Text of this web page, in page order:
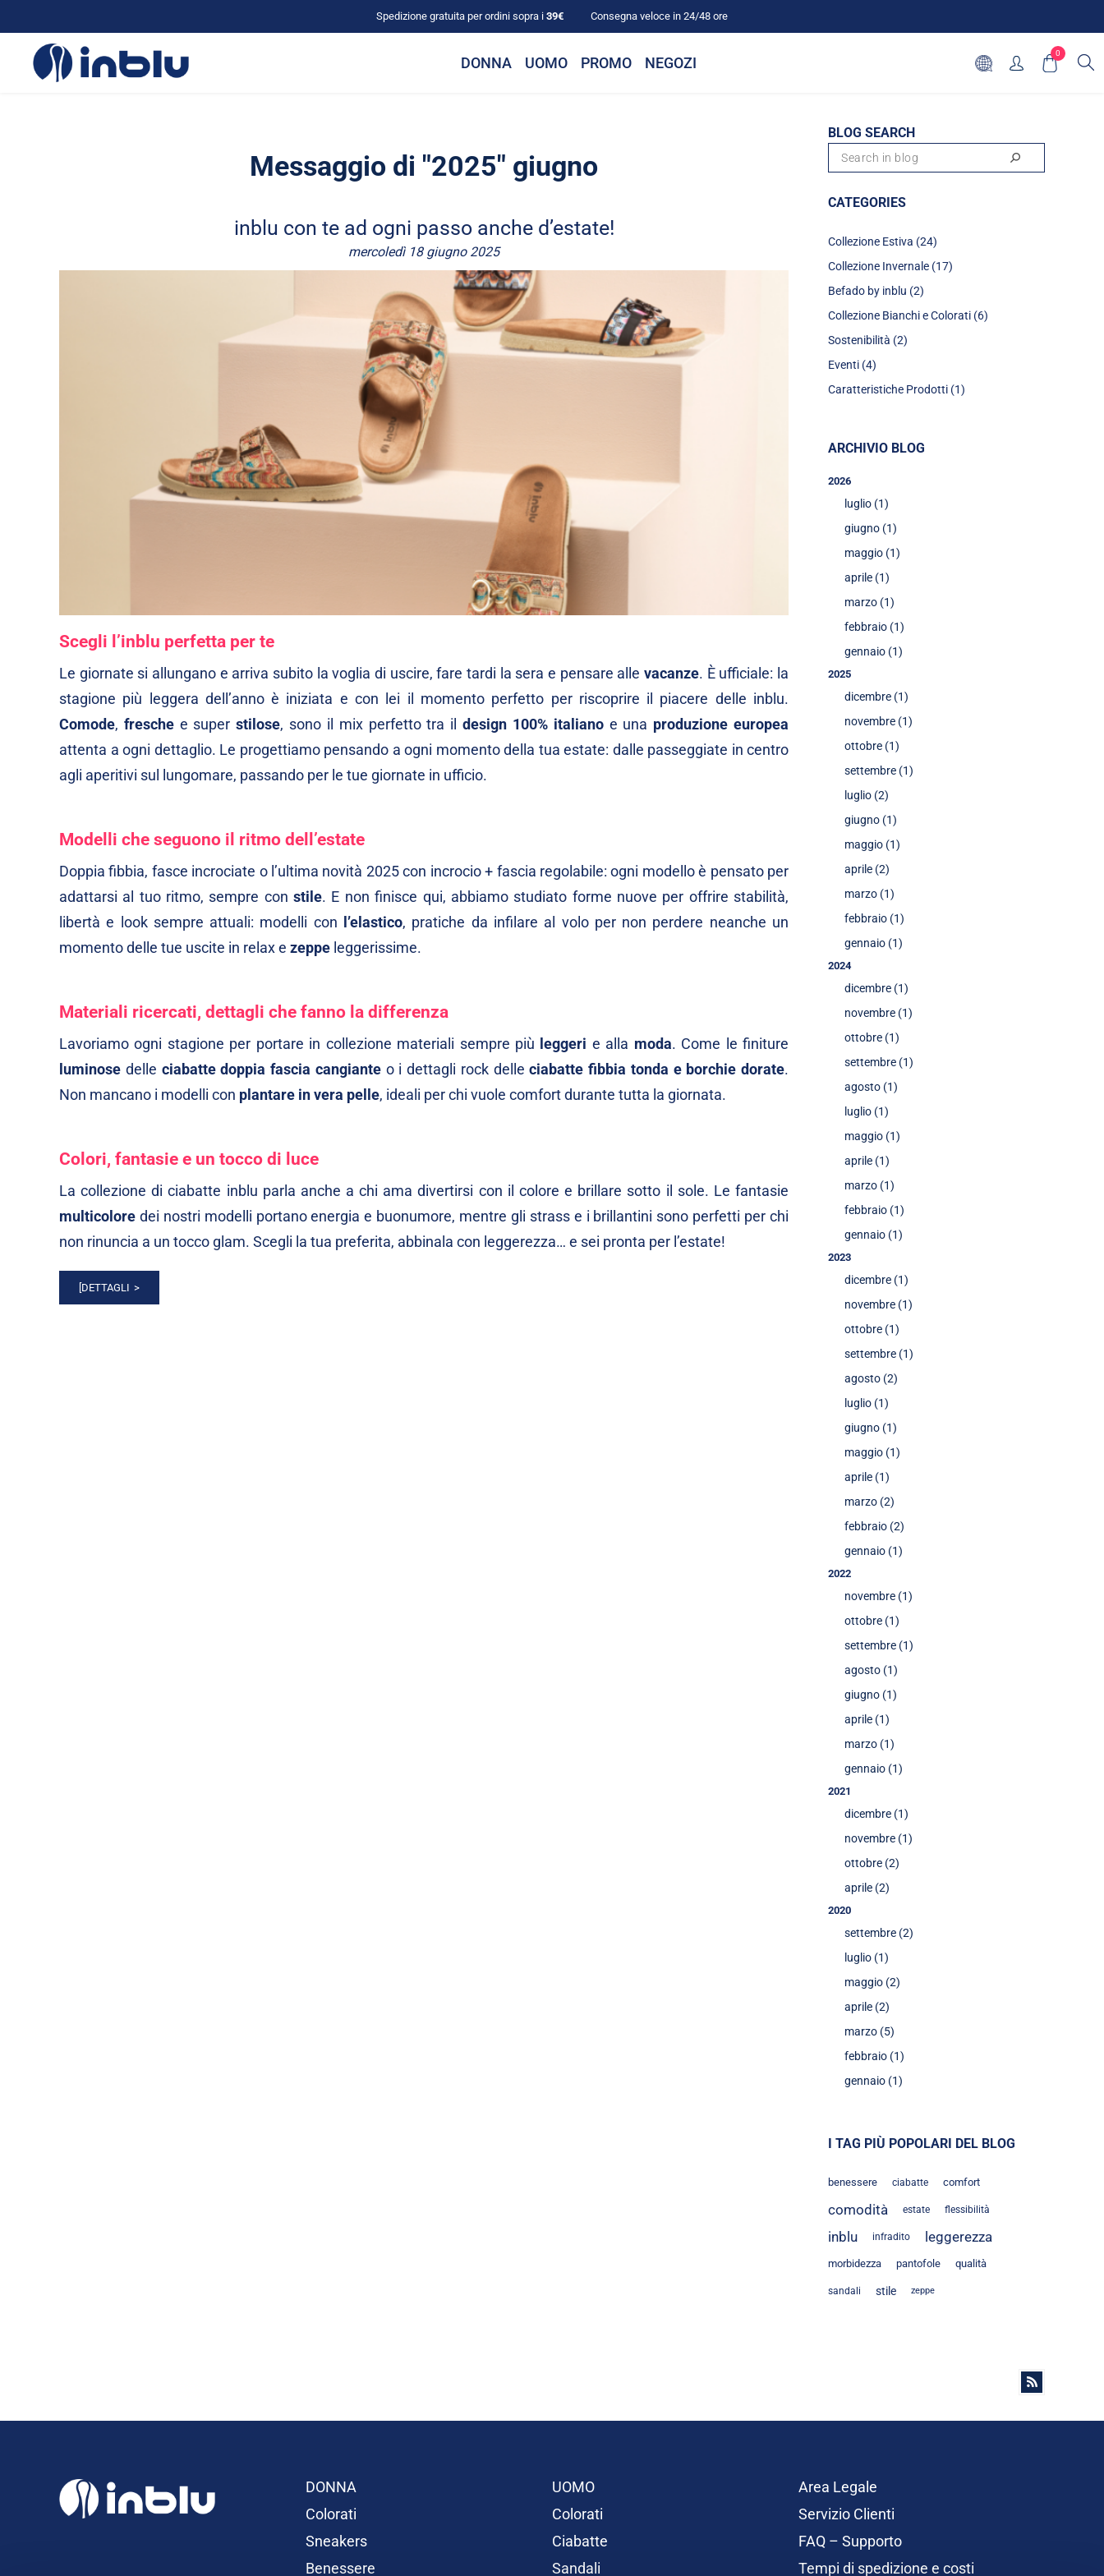
Spedizione gratuita per ordini sopra i 39€ Consegna veloce in 24/48 ore
DONNA UOMO PROMO NEGOZI
0
Messaggio di "2025" giugno
inblu con te ad ogni passo anche d’estate!
mercoledì 18 giugno 2025
Scegli l’inblu perfetta per te
Le giornate si allungano e arriva subito la voglia di uscire, fare tardi la sera e pensare alle vacanze. È ufficiale: la
stagione più leggera dell’anno è iniziata e con lei il momento perfetto per riscoprire il piacere delle inblu.
Comode, fresche e superstilose, sono il mix perfetto tra ildesign 100% italianoe una produzione europea
attenta a ogni dettaglio. Le progettiamo pensando a ogni momento della tua estate: dalle passeggiate in centro
agli aperitivi sul lungomare, passando per le tue giornate in ufficio.
Modelli che seguono il ritmo dell’estate
Doppia fibbia, fasce incrociate o l’ultima novità 2025 con incrocio + fascia regolabile: ogni modello è pensato per
adattarsi al tuo ritmo, sempre constile. E non finisce qui, abbiamo studiato forme nuove per offrire stabilità,
libertà e look sempre attuali: modelli con
l’elastico, pratiche da infilare al volo per non perdere neanche un
momento delle tue uscite in relax e zeppe leggerissime.
Materiali ricercati, dettagli che fanno la differenza
Lavoriamo ogni stagione per portare in collezione materiali sempre più leggeri e alla moda. Come le finiture
luminose delle ciabatte doppia fascia cangianteo i dettagli rock delleciabatte fibbia tonda e borchie dorate.
Non mancano i modelli con plantare in vera pelle, ideali per chi vuole comfort durante tutta la giornata.
Colori, fantasie e un tocco di luce
La collezione di ciabatte inblu parla anche a chi ama divertirsi con il colore e brillare sotto il sole. Le fantasie
multicolore dei nostri modelli portano energia e buonumore, mentre gli strass e i brillantini sono perfetti per chi
non rinuncia a un tocco glam. Scegli la tua preferita, abbinala con leggerezza… e sei pronta per l’estate!
[DETTAGLI
BLOG SEARCH
CATEGORIES
Collezione Estiva (24)
Collezione Invernale (17)
Befado by inblu (2)
Collezione Bianchi e Colorati (6)
Sostenibilità (2)
Eventi (4)
Caratteristiche Prodotti (1)
ARCHIVIO BLOG
2026
luglio (1)
giugno (1)
maggio (1)
aprile (1)
marzo (1)
febbraio (1)
gennaio (1)
2025
dicembre (1)
novembre (1)
ottobre (1)
settembre (1)
luglio (2)
giugno (1)
maggio (1)
aprile (2)
marzo (1)
febbraio (1)
gennaio (1)
2024
dicembre (1)
novembre (1)
ottobre (1)
settembre (1)
agosto (1)
luglio (1)
maggio (1)
aprile (1)
marzo (1)
febbraio (1)
gennaio (1)
2023
dicembre (1)
novembre (1)
ottobre (1)
settembre (1)
agosto (2)
luglio (1)
giugno (1)
maggio (1)
aprile (1)
marzo (2)
febbraio (2)
gennaio (1)
2022
novembre (1)
ottobre (1)
settembre (1)
agosto (1)
giugno (1)
aprile (1)
marzo (1)
gennaio (1)
2021
dicembre (1)
novembre (1)
ottobre (2)
aprile (2)
2020
settembre (2)
luglio (1)
maggio (2)
aprile (2)
marzo (5)
febbraio (1)
gennaio (1)
I TAG PIÙ POPOLARI DEL BLOG
benessere ciabatte comfort
comodità estate flessibilità
inblu infradito leggerezza
morbidezza pantofole qualità
sandali stile zeppe
DONNA
Colorati
Sneakers
Benessere
UOMO
Colorati
Ciabatte
Sandali
Area Legale
Servizio Clienti
FAQ – Supporto
Tempi di spedizione e costi